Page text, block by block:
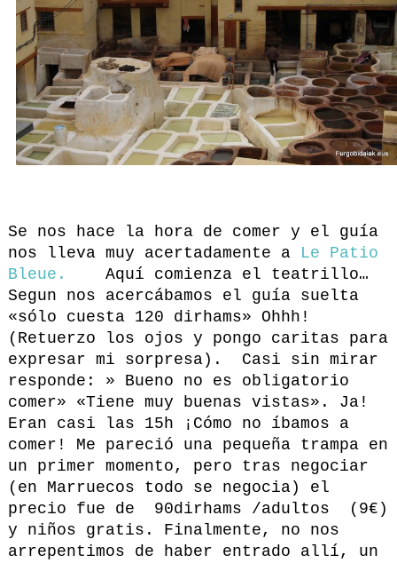
Se nos hace la hora de comer y el guía
nos lleva muy acertadamente a
Le Patio
Bleue.
Aquí comienza el teatrillo…
Segun nos acercábamos el guía suelta
«sólo cuesta 120 dirhams» Ohhh!
(Retuerzo los ojos y pongo caritas para
expresar mi sorpresa). Casi sin mirar
responde: » Bueno no es obligatorio
comer» «Tiene muy buenas vistas». Ja!
Eran casi las 15h ¡Cómo no íbamos a
comer! Me pareció una pequeña trampa en
un primer momento, pero tras negociar
(en Marruecos todo se negocia) el
precio fue de 90dirhams /adultos (9€)
y niños gratis. Finalmente, no nos
arrepentimos de haber entrado allí, un